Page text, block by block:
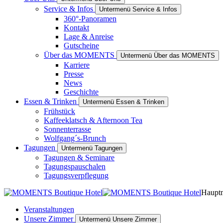
Service & Infos Untermenü Service & Infos
360°-Panoramen
Kontakt
Lage & Anreise
Gutscheine
Über das MOMENTS
Untermenü Über das MOMENTS
Karriere
Presse
News
Geschichte
Essen & Trinken
Untermenü Essen & Trinken
Frühstück
Kaffeeklatsch & Afternoon Tea
Sonnenterrasse
Wolfgang´s-Brunch
Tagungen
Untermenü Tagungen
Tagungen & Seminare
Tagungspauschalen
Tagungsverpflegung
Veranstaltungen
Unsere Zimmer
Untermenü Unsere Zimmer